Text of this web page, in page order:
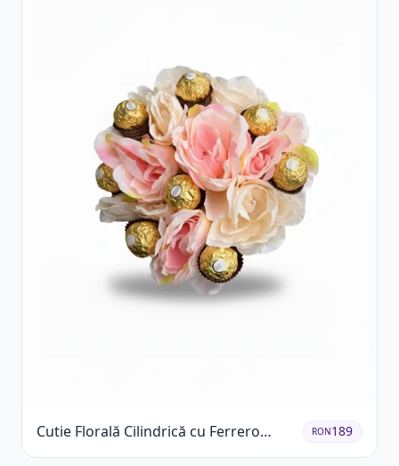
Cutie Florală Cilindrică cu Ferrero
Rocher și Trandafiri Pastel
RON189